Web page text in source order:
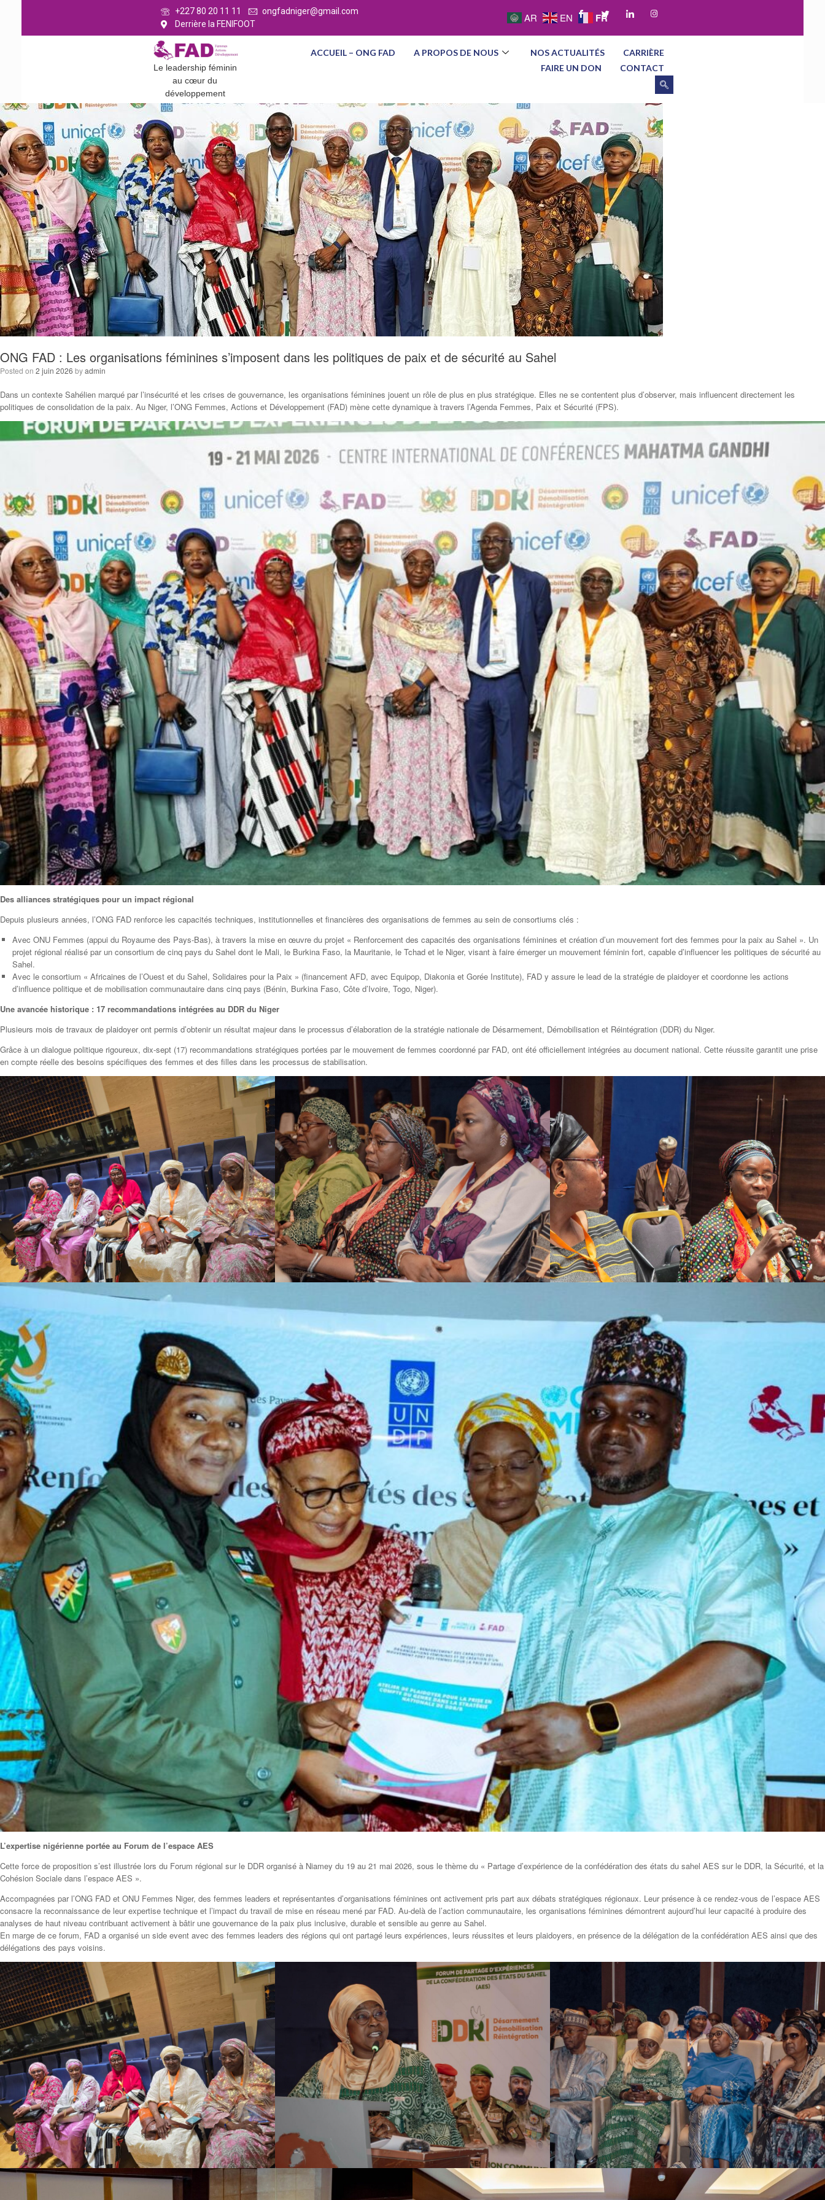
+227 80 20 11 11
ongfadniger@gmail.com
Derrière la FENIFOOT
AR EN FR
Le leadership féminin
au cœur du
développement
ACCUEIL – ONG FAD A PROPOS DE NOUS NOS ACTUALITÉS
CARRIÈRE
FAIRE UN DON
CONTACT
ONG FAD : Les organisations féminines s’imposent dans les politiques de paix et de sécurité au Sahel
Posted on 2 juin 2026 byadmin
Dans un contexte Sahélien marqué par l’insécurité et les crises de gouvernance, les organisations féminines jouent un rôle de plus en plus stratégique. Elles ne se contentent plus d’observer, mais influencent directement les
politiques de consolidation de la paix. Au Niger, l’ONG Femmes, Actions et Développement (FAD) mène cette dynamique à travers l’Agenda Femmes, Paix et Sécurité (FPS).
Des alliances stratégiques pour un impact régional
Depuis plusieurs années, l’ONG FAD renforce les capacités techniques, institutionnelles et financières des organisations de femmes au sein de consortiums clés :
Avec ONU Femmes (appui du Royaume des Pays-Bas), à travers la mise en œuvre du projet « Renforcement des capacités des organisations féminines et création d’un mouvement fort des femmes pour la paix au Sahel ». Un
projet régional réalisé par un consortium de cinq pays du Sahel dont le Mali, le Burkina Faso, la Mauritanie, le Tchad et le Niger, visant à faire émerger un mouvement féminin fort, capable d’influencer les politiques de sécurité au
Sahel.
Avec le consortium « Africaines de l’Ouest et du Sahel, Solidaires pour la Paix » (financement AFD, avec Equipop, Diakonia et Gorée Institute), FAD y assure le lead de la stratégie de plaidoyer et coordonne les actions
d’influence politique et de mobilisation communautaire dans cinq pays (Bénin, Burkina Faso, Côte d’Ivoire, Togo, Niger).
Une avancée historique : 17 recommandations intégrées au DDR du Niger
Plusieurs mois de travaux de plaidoyer ont permis d’obtenir un résultat majeur dans le processus d’élaboration de la stratégie nationale de Désarmement, Démobilisation et Réintégration (DDR) du Niger.
Grâce à un dialogue politique rigoureux, dix-sept (17) recommandations stratégiques portées par le mouvement de femmes coordonné par FAD, ont été officiellement intégrées au document national. Cette réussite garantit une prise
en compte réelle des besoins spécifiques des femmes et des filles dans les processus de stabilisation.
L’expertise nigérienne portée au Forum de l’espace AES
Cette force de proposition s’est illustrée lors du Forum régional sur le DDR organisé à Niamey du 19 au 21 mai 2026, sous le thème du « Partage d’expérience de la confédération des états du sahel AES sur le DDR, la Sécurité, et la
Cohésion Sociale dans l’espace AES ».
Accompagnées par l’ONG FAD et ONU Femmes Niger, des femmes leaders et représentantes d’organisations féminines ont activement pris part aux débats stratégiques régionaux. Leur présence à ce rendez-vous de l’espace AES
consacre la reconnaissance de leur expertise technique et l’impact du travail de mise en réseau mené par FAD. Au-delà de l’action communautaire, les organisations féminines démontrent aujourd’hui leur capacité à produire des
analyses de haut niveau contribuant activement à bâtir une gouvernance de la paix plus inclusive, durable et sensible au genre au Sahel.
En marge de ce forum, FAD a organisé un side event avec des femmes leaders des régions qui ont partagé leurs expériences, leurs réussites et leurs plaidoyers, en présence de la délégation de la confédération AES ainsi que des
délégations des pays voisins.